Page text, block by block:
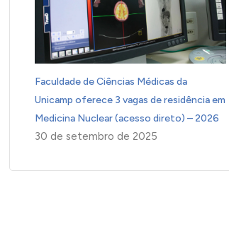
Faculdade de Ciências Médicas da
Unicamp oferece 3 vagas de residência em
Medicina Nuclear (acesso direto) – 2026
30 de setembro de 2025